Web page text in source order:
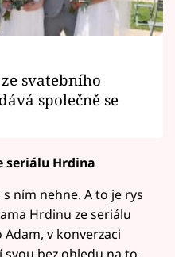
svatebního
společně se
seriálu Hrdina
ním nehne. A to je rys
Hrdinu ze seriálu
v konverzaci